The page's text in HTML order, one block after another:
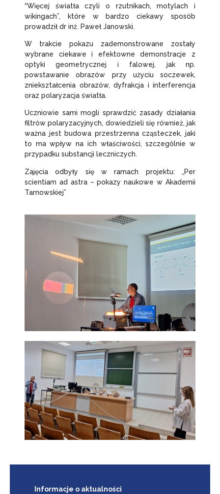
“Więcej światła czyli o rzutnikach, motylach i
wikingach”, które w bardzo ciekawy sposób
prowadził dr inż. Paweł Janowski.
W trakcie pokazu zademonstrowane zostały
wybrane ciekawe i efektowne demonstracje z
optyki geometrycznej i falowej, jak np.
powstawanie obrazów przy użyciu soczewek,
zniekształcenia obrazów, dyfrakcja i interferencja
oraz polaryzacja światła.
Uczniowie sami mogli sprawdzić zasady działania
filtrów polaryzacyjnych, dowiedzieli się również, jak
ważna jest budowa przestrzenna cząsteczek, jaki
to ma wpływ na ich właściwości, szczególnie w
przypadku substancji leczniczych.
Zajęcia odbyły się w ramach projektu: „Per
scientiam ad astra – pokazy naukowe w Akademii
Tarnowskiej”
Informacje o aktualności